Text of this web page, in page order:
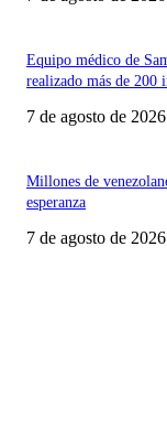
Equipo médico de
realizado más de 200
7 de agosto de 2026
Millones de
esperanza
7 de agosto de 2026